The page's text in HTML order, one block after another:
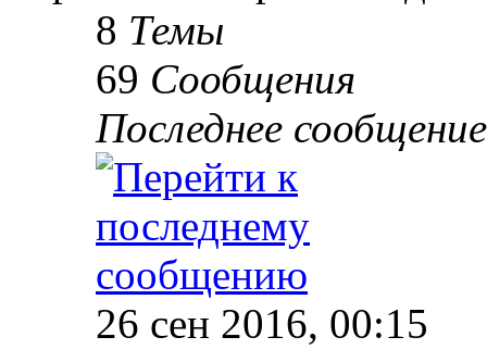
8 Темы
69 Сообщения
Последнее сообщение
26 сен 2016, 00:15